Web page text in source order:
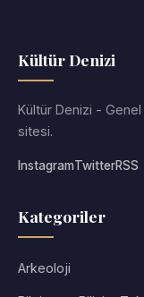
Kültür Denizi
Kültür Denizi -
sitesi.
InstagramTwitterRSS
Kategoriler
Arkeoloji